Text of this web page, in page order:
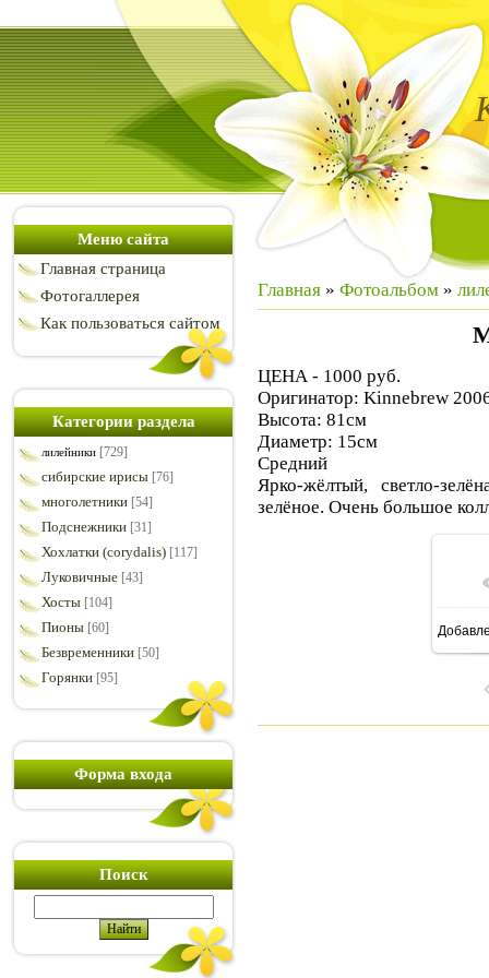
Меню сайта
Главная страница
Фотогаллерея
Как пользоваться сайтом
Категории раздела
лилейники [729]
сибирские ирисы [76]
многолетники [54]
Подснежники [31]
Хохлатки (corydalis) [117]
Луковичные [43]
Хосты [104]
Пионы [60]
Безвременники [50]
Горянки [95]
Форма входа
Поиск
Главная » Фотоальбом »
ЦЕНА - 1000 руб.
Оригинатор: Kinnebrew
Высота: 81см
Диаметр: 15см
Средний
Ярко-жёлтый, светло-
зелёное. Очень большое